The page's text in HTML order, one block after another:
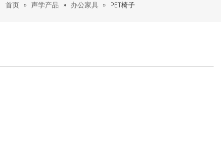
首页 » 声学产品 » 办公家具 » PET椅子